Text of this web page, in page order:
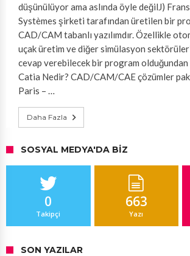
düşünülüyor ama aslında öyle değilJ)
Systèmes şirketi tarafından üretilen bir
CAD/CAM tabanlı yazılımdır. Özellikle
uçak üretim ve diğer simülasyon
cevap verebilecek bir program olduğundan
Catia Nedir? CAD/CAM/CAE çözümler
Paris – …
Daha Fazla
SOSYAL MEDYA'DA BIZ
0
Takipçi
663
Yazı
SON YAZILAR